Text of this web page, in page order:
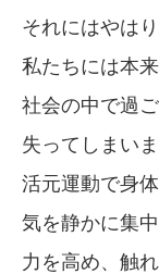
それにはやは
私たちには本
社会の中で過
失ってしまいま
活元運動で身
気を静かに集
力を高め、触